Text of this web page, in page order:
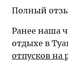
Полный
Ранее наша
отдыхе в
отпусков на